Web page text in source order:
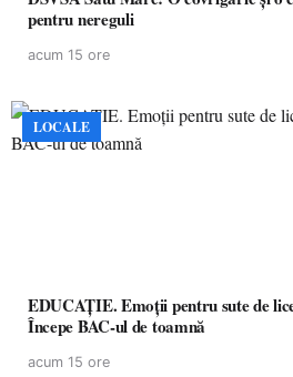
pentru nereguli
acum 15 ore
LOCALE
EDUCAȚIE. Emoții pentru sute de
Începe BAC-ul de toamnă
acum 15 ore